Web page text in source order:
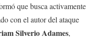
que busca activamente
con el autor del ataque
Silverio Adames,